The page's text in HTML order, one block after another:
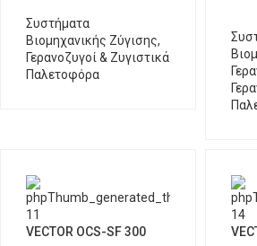
Συστήματα
Βιομηχανικής Ζύγισης,
Γερανοζυγοί & Ζυγιστικά
Παλετοφόρα
VECTOR OCS-SF 300